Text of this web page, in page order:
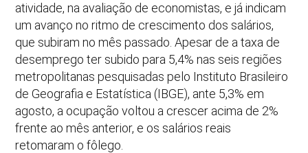
atividade, na avaliação de economistas, e já indicam
um avanço no ritmo de crescimento dos salários,
que subiram no mês passado. Apesar de a taxa de
desemprego ter subido para 5,4% nas seis regiões
metropolitanas pesquisadas pelo Instituto Brasileiro
de Geografia e Estatística (IBGE), ante 5,3% em
agosto, a ocupação voltou a crescer acima de 2%
frente ao mês anterior, e os salários reais
retomaram o fôlego.